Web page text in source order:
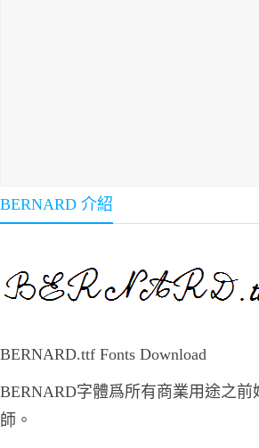
BERNARD 介紹
BERNARD.ttf Fonts Download
BERNARD字體爲所有商業用途之
師。